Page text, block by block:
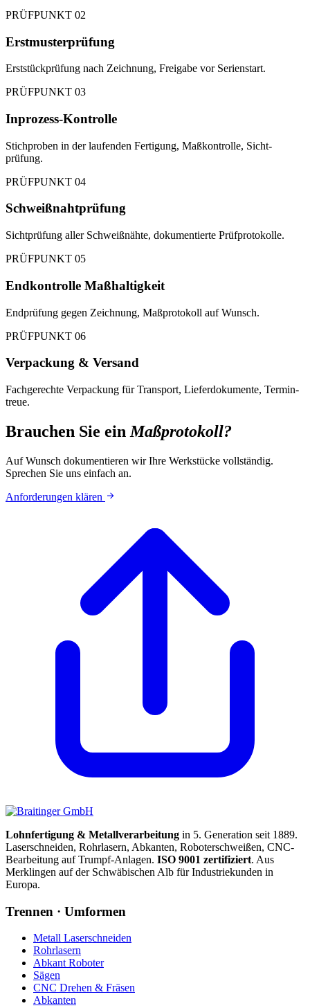
PRÜFPUNKT 02
Erstmuster­prüfung
Erststück­prüfung nach Zeichnung, Frei­gabe vor Serien­start.
PRÜFPUNKT 03
Inprozess-Kontrolle
Stichproben in der laufenden Fertigung, Maß­kontrolle, Sicht­
prüfung.
PRÜFPUNKT 04
Schweißnaht­prüfung
Sichtprüfung aller Schweiß­nähte, dokumentierte Prüf­protokolle.
PRÜFPUNKT 05
Endkontrolle Maß­haltigkeit
Endprüfung gegen Zeichnung, Maß­protokoll auf Wunsch.
PRÜFPUNKT 06
Verpackung & Versand
Fachgerechte Verpackung für Transport, Liefer­dokumente, Termin­
treue.
Brauchen Sie ein Maßprotokoll?
Auf Wunsch dokumentieren wir Ihre Werkstücke vollständig.
Sprechen Sie uns einfach an.
Anforderungen klären
Lohnfertigung & Metall­verarbeitung in 5. Generation seit 1889.
Laserschneiden, Rohrlasern, Abkanten, Roboterschweißen, CNC-
Bearbeitung auf Trumpf-Anlagen. ISO 9001 zertifiziert. Aus
Merklingen auf der Schwäbischen Alb für Industriekunden in
Europa.
Trennen · Umformen
Metall Laserschneiden
Rohrlasern
Abkant Roboter
Sägen
CNC Drehen & Fräsen
Abkanten